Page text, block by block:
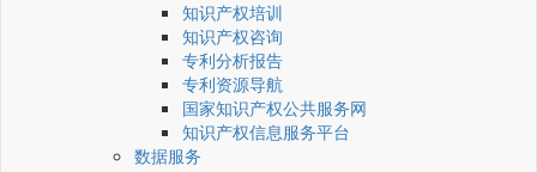
知识产权培训
知识产权咨询
专利分析报告
专利资源导航
国家知识产权公共服务网
知识产权信息服务平台
数据服务